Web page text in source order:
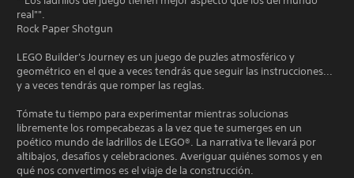
real"".
Rock Paper Shotgun
LEGO Builder's Journey es un juego de puzles atmosférico y
geométrico en el que a veces tendrás que seguir las instrucciones...
y a veces tendrás que romper las reglas.
Tómate tu tiempo para experimentar mientras solucionas
libremente los rompecabezas a la vez que te sumerges en un
poético mundo de ladrillos de LEGO®. La narrativa te llevará por
altibajos, desafíos y celebraciones. Averiguar quiénes somos y en
qué nos convertimos es el viaje de la construcción.